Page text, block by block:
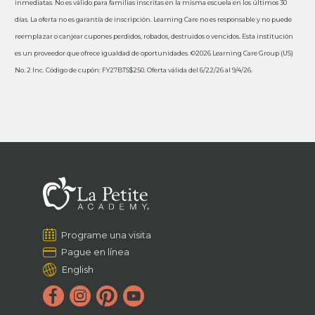
inmediatas. No es válido para familias inscritas en la misma escuela en los últimos 30
días. La oferta no es garantía de inscripción. Learning Care no es responsable y no puede
reemplazar o canjear cupones perdidos, robados, destruidos o vencidos. Esta institución
es un proveedor que ofrece igualdad de oportunidades. ©2026 Learning Care Group (US)
No. 2 Inc. Código de cupón: FY27BTS$250. Oferta válida del 6/22/26 al 9/4/26.
Programe una visita
Pague en línea
English